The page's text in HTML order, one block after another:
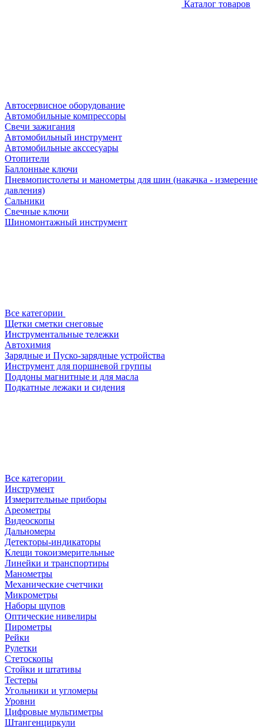
Каталог товаров
Автосервисное оборудование
Автомобильные компрессоры
Свечи зажигания
Автомобильный инструмент
Автомобильные акссесуары
Отопители
Баллонные ключи
Пневмопистолеты и манометры для шин (накачка - измерение
давления)
Сальники
Свечные ключи
Шиномонтажный инструмент
Все категории
Щетки сметки снеговые
Инструментальные тележки
Автохимия
Зарядные и Пуско-зарядные устройства
Инструмент для поршневой группы
Поддоны магнитные и для масла
Подкатные лежаки и сидения
Все категории
Инструмент
Измерительные приборы
Ареометры
Видеоскопы
Дальномеры
Детекторы-индикаторы
Клещи токоизмерительные
Линейки и транспортиры
Манометры
Механические счетчики
Микрометры
Наборы щупов
Оптические нивелиры
Пирометры
Рейки
Рулетки
Стетоскопы
Стойки и штативы
Тестеры
Угольники и угломеры
Уровни
Цифровые мультиметры
Штангенциркули